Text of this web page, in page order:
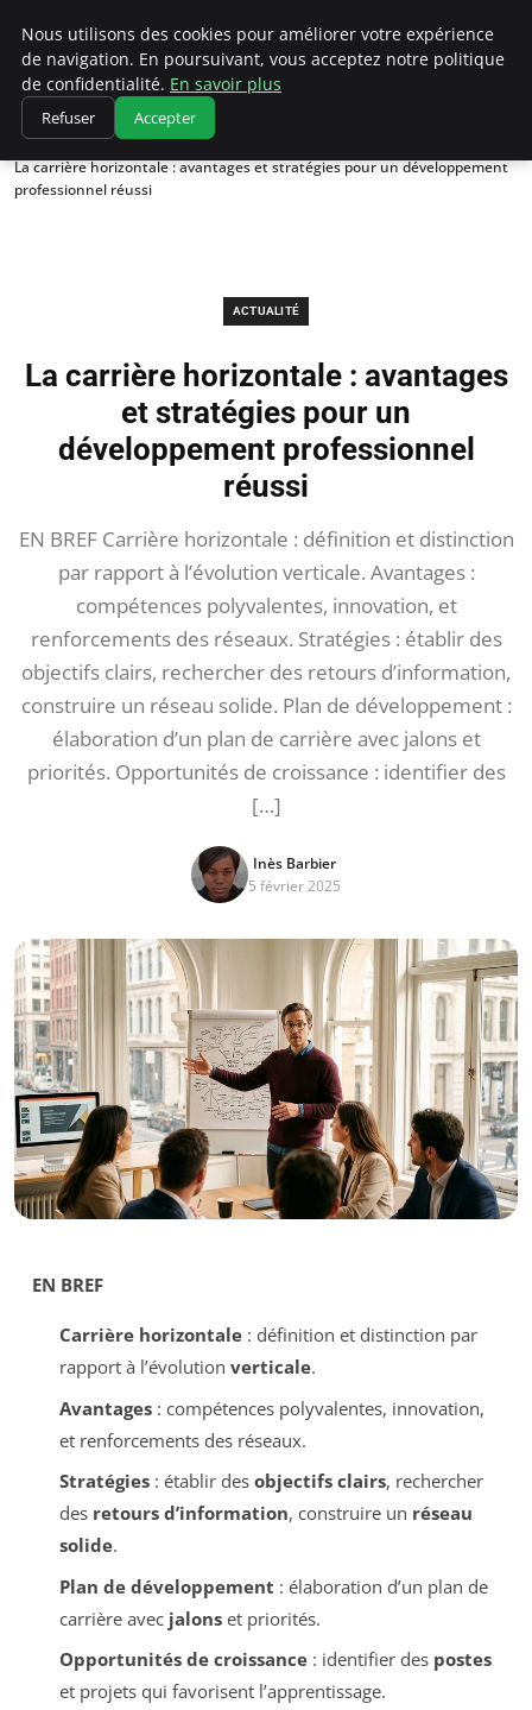
Chasseur De Tête
Accueil
Actualité
La carrière horizontale : avantages et stratégies pour un développement
professionnel réussi
ACTUALITÉ
La carrière horizontale : avantages
et stratégies pour un
développement professionnel
réussi
EN BREF Carrière horizontale : définition et distinction
par rapport à l’évolution verticale. Avantages :
compétences polyvalentes, innovation, et
renforcements des réseaux. Stratégies : établir des
objectifs clairs, rechercher des retours d’information,
construire un réseau solide. Plan de développement :
élaboration d’un plan de carrière avec jalons et
priorités. Opportunités de croissance : identifier des
[…]
Inès Barbier
5 février 2025
EN BREF
Carrière horizontale: définition et distinction par
rapport à l’évolution verticale.
Avantages: compétences polyvalentes, innovation,
et renforcements des réseaux.
Stratégies: établir des objectifs clairs, rechercher
des retours d’information, construire un réseau
solide.
Plan de développement : élaboration d’un plan de
carrière avec jalonset priorités.
Opportunités de croissance: identifier des postes
et projets qui favorisent l’apprentissage.
Nous utilisons des cookies pour améliorer votre expérience
de navigation. En poursuivant, vous acceptez notre politique
de confidentialité. En savoir plus
Refuser Accepter